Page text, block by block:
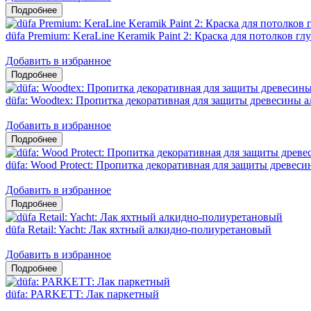
düfa Premium: KeraLine Keramik Paint 2: Краска для потолков
Добавить в избранное
düfa: Woodtex: Пропитка декоративная для защиты древесины
Добавить в избранное
düfa: Wood Protect: Пропитка декоративная для защиты
Добавить в избранное
düfa Retail: Yacht: Лак яхтный алкидно-полиуретановый
Добавить в избранное
düfa: PARKETT: Лак паркетный